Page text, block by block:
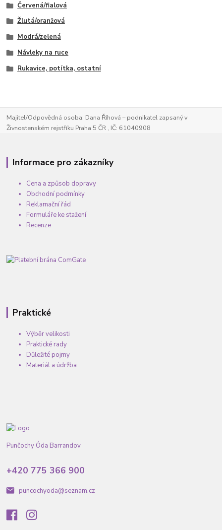
Červená/fialová
Žlutá/oranžová
Modrá/zelená
Návleky na ruce
Rukavice, potítka, ostatní
Majitel/Odpovědná osoba: Dana Říhová – podnikatel zapsaný v
Živnostenském rejstříku Praha 5 ČR , IČ: 61040908
Informace pro zákazníky
Cena a způsob dopravy
Obchodní podmínky
Reklamační řád
Formuláře ke stažení
Recenze
Praktické
Výběr velikosti
Praktické rady
Důležité pojmy
Materiál a údržba
Punčochy Óda Barrandov
+420 775 366 900
puncochyoda@seznam.cz